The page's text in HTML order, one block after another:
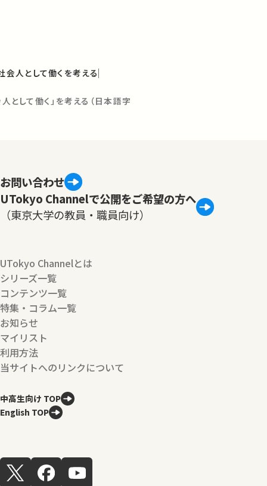
会人として働くを考える
として働く」を考える（日本語字
お問い合わせ
UTokyo Channelで公開をご希望の方へ
（東京大学の教員・職員向け）
UTokyo Channelとは
シリーズ一覧
コンテンツ一覧
特集・コラム一覧
お知らせ
マイリスト
利用方法
当サイトへのリンクについて
中高生向け TOP
English TOP